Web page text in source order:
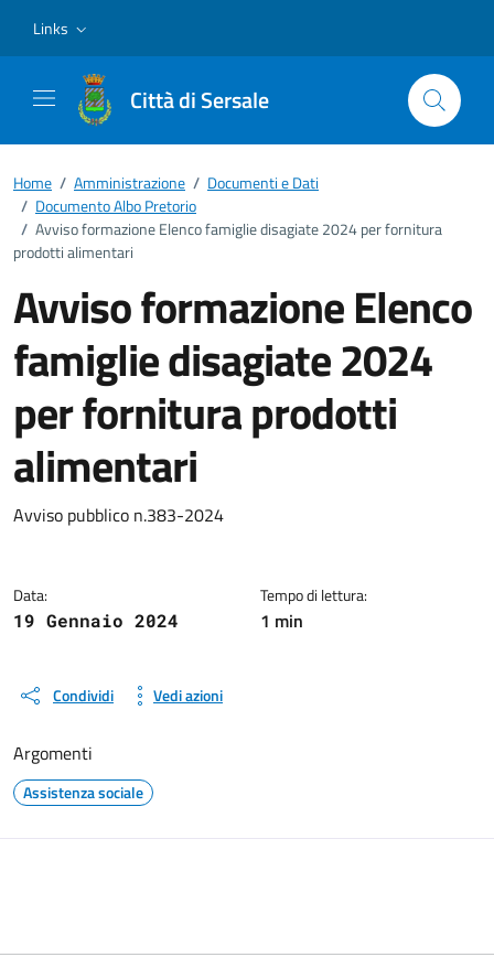
Links
Città di Sersale
Home / Amministrazione / Documenti e Dati
/ Documento Albo Pretorio
/ Avviso formazione Elenco famiglie disagiate 2024 per fornitura
prodotti alimentari
Avviso formazione Elenco
famiglie disagiate 2024
per fornitura prodotti
alimentari
Dettagli del documento
Avviso pubblico n.383-2024
Data:
19 Gennaio 2024
Tempo di lettura:
1 min
Condividi Vedi azioni
Argomenti
Assistenza sociale